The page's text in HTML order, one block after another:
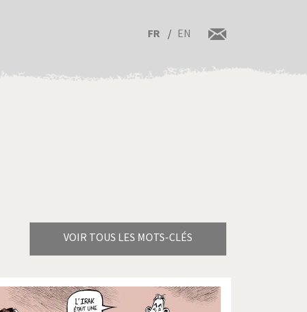
FR EN
VOIR TOUS LES MOTS-CLÉS
Brexitland